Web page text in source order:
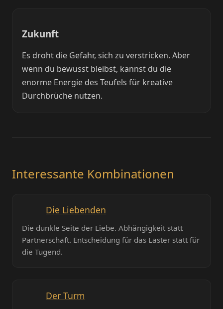
Zukunft
Es droht die Gefahr, sich zu verstricken. Aber
wenn du bewusst bleibst, kannst du die
enorme Energie des Teufels für kreative
Durchbrüche nutzen.
Interessante Kombinationen
Die Liebenden
Die dunkle Seite der Liebe. Abhängigkeit statt
Partnerschaft. Entscheidung für das Laster statt für
die Tugend.
Der Turm